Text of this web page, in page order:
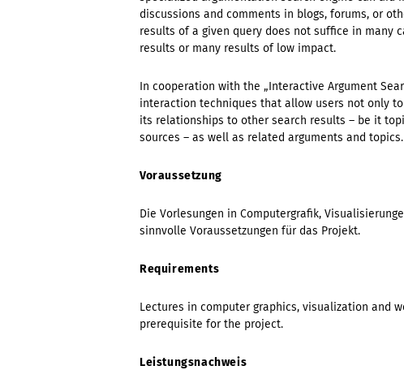
discussions and comments in blogs, forums, or
results of a given query does not suffice in many
results or many results of low impact.
In cooperation with the „Interactive Argument
interaction techniques that allow users not only
its relationships to other search results – be it
sources – as well as related arguments and topics.
Voraussetzung
Die Vorlesungen in Computergrafik,
sinnvolle Voraussetzungen für das Projekt.
Requirements
Lectures in computer graphics, visualization and
prerequisite for the project.
Leistungsnachweis